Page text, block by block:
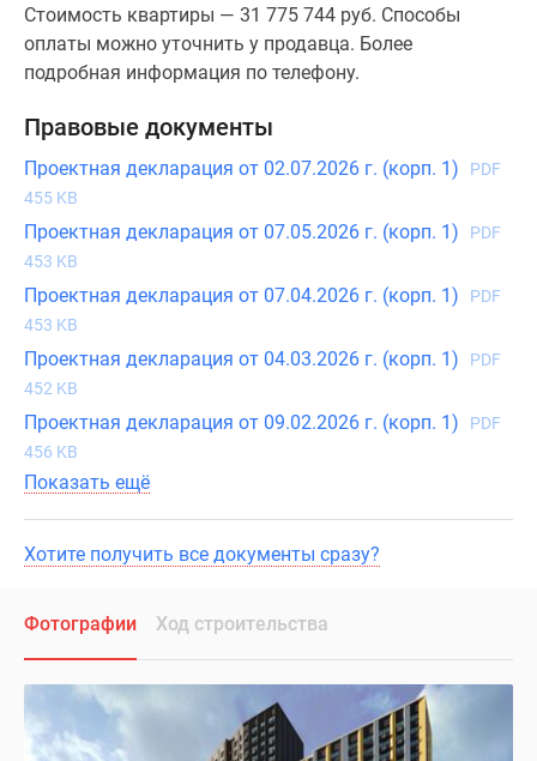
Стоимость квартиры — 31 775 744 руб. Способы
оплаты можно уточнить у продавца. Более
подробная информация по телефону.
Правовые документы
Проектная декларация от 02.07.2026 г. (корп. 1)
PDF
455 KB
Проектная декларация от 07.05.2026 г. (корп. 1)
PDF
453 KB
Проектная декларация от 07.04.2026 г. (корп. 1)
PDF
453 KB
Проектная декларация от 04.03.2026 г. (корп. 1)
PDF
452 KB
Проектная декларация от 09.02.2026 г. (корп. 1)
PDF
456 KB
Показать ещё
Хотите получить все документы сразу?
Фотографии Ход строительства